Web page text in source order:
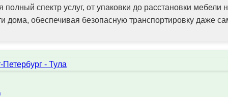
полный спектр услуг, от упаковки до расстановки
дома, обеспечивая безопасную транспортировку даже